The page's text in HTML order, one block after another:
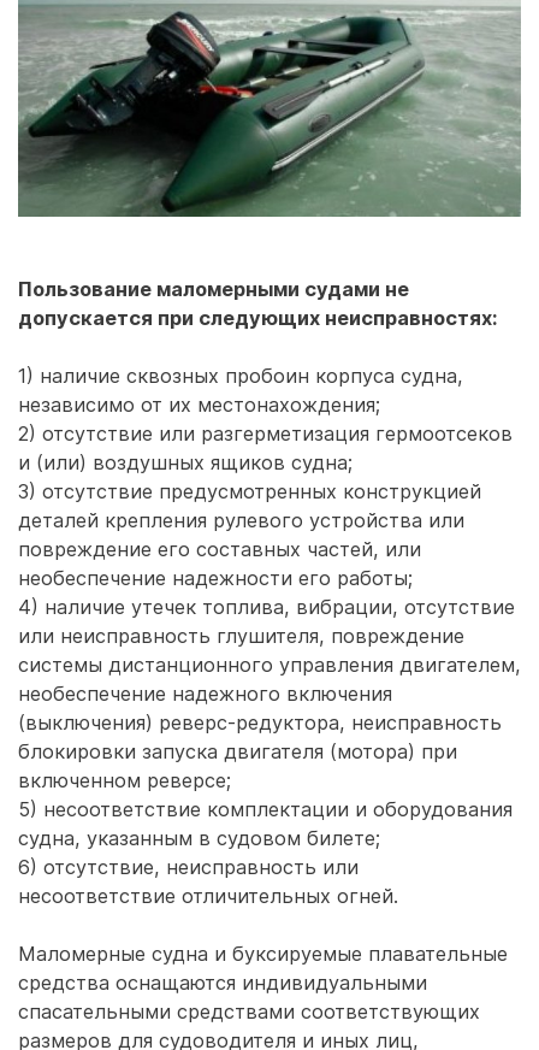
Пользование маломерными судами не
допускается при следующих неисправностях:
1) наличие сквозных пробоин корпуса судна,
независимо от их местонахождения;
2) отсутствие или разгерметизация гермоотсеков
и (или) воздушных ящиков судна;
3) отсутствие предусмотренных конструкцией
деталей крепления рулевого устройства или
повреждение его составных частей, или
необеспечение надежности его работы;
4) наличие утечек топлива, вибрации, отсутствие
или неисправность глушителя, повреждение
системы дистанционного управления двигателем,
необеспечение надежного включения
(выключения) реверс-редуктора, неисправность
блокировки запуска двигателя (мотора) при
включенном реверсе;
5) несоответствие комплектации и оборудования
судна, указанным в судовом билете;
6) отсутствие, неисправность или
несоответствие отличительных огней.
Маломерные судна и буксируемые плавательные
средства оснащаются индивидуальными
спасательными средствами соответствующих
размеров для судоводителя и иных лиц,